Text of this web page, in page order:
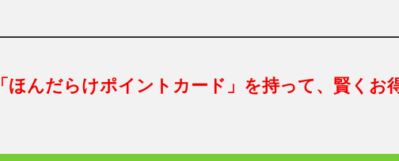
「ほんだらけポイントカード」を持って、賢くお